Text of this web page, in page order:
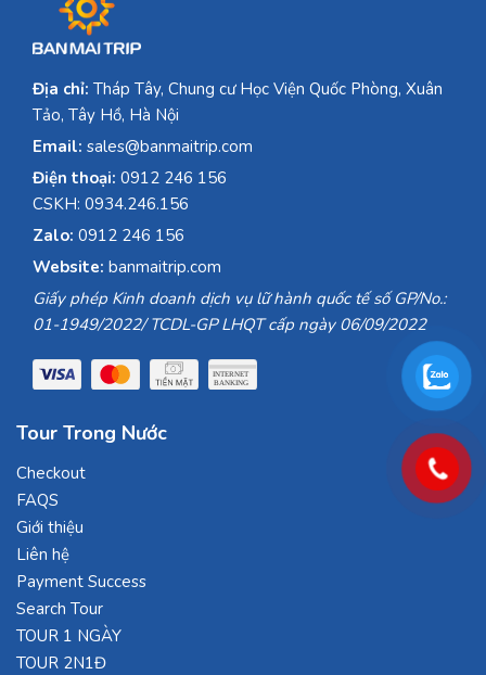
Địa chỉ: Tháp Tây, Chung cư Học Viện Quốc Phòng, Xuân
Tảo, Tây Hồ, Hà Nội
Email: sales@banmaitrip.com
Điện thoại: 0912 246 156
CSKH: 0934.246.156
Zalo: 0912 246 156
Website: banmaitrip.com
Giấy phép Kinh doanh dịch vụ lữ hành quốc tế số GP/No.:
01-1949/2022/ TCDL-GP LHQT cấp ngày 06/09/2022
Tour Trong Nước
Checkout
FAQS
Giới thiệu
Liên hệ
Payment Success
Search Tour
TOUR 1 NGÀY
TOUR 2N1Đ